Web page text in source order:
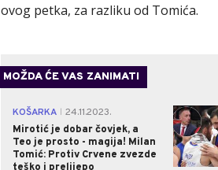
ovog petka, za razliku od Tomića.
MOŽDA ĆE VAS ZANIMATI
KOŠARKA
24.11.2023.
Mirotić je dobar čovjek, a
Teo je prosto - magija! Milan
Tomić: Protiv Crvene zvezde
teško i prelijepo